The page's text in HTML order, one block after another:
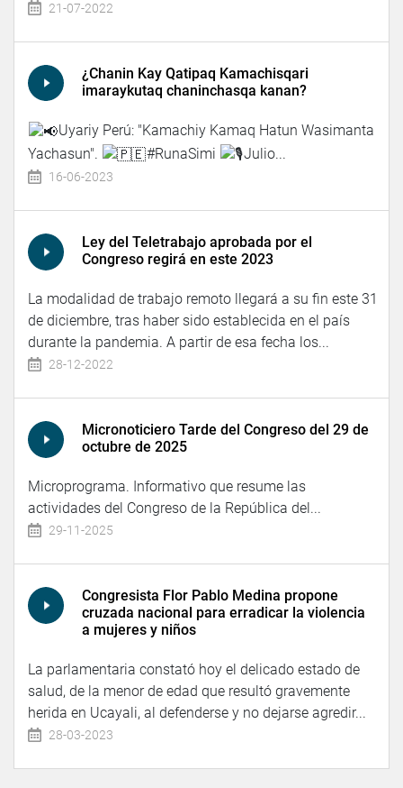
21-07-2022
¿Chanin Kay Qatipaq Kamachisqari
imaraykutaq chaninchasqa kanan?
Uyariy Perú: "Kamachiy Kamaq Hatun Wasimanta
Yachasun".
#RunaSimi Julio...
16-06-2023
Ley del Teletrabajo aprobada por el
Congreso regirá en este 2023
La modalidad de trabajo remoto llegará a su fin este 31
de diciembre, tras haber sido establecida en el país
durante la pandemia. A partir de esa fecha los...
28-12-2022
Micronoticiero Tarde del Congreso del 29 de
octubre de 2025
Microprograma. Informativo que resume las
actividades del Congreso de la República del...
29-11-2025
Congresista Flor Pablo Medina propone
cruzada nacional para erradicar la violencia
a mujeres y niños
La parlamentaria constató hoy el delicado estado de
salud, de la menor de edad que resultó gravemente
herida en Ucayali, al defenderse y no dejarse agredir...
28-03-2023